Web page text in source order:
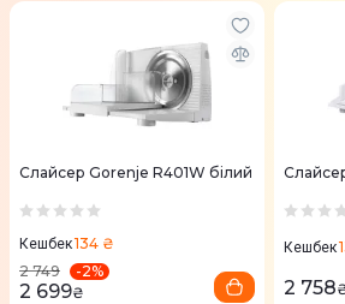
Слайсер Gorenje R401W білий
Кешбек134 ₴
2 749
-2%
2 699₴
Кешбек
2 758